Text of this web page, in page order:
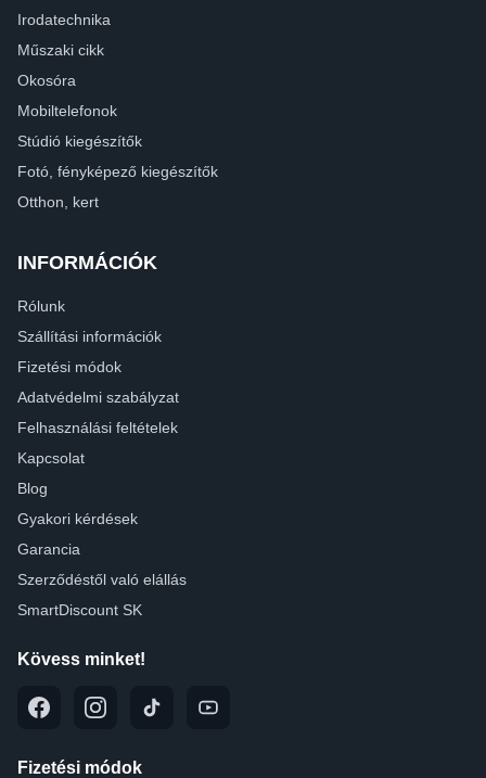
Irodatechnika
Műszaki cikk
Okosóra
Mobiltelefonok
Stúdió kiegészítők
Fotó, fényképező kiegészítők
Otthon, kert
INFORMÁCIÓK
Rólunk
Szállítási információk
Fizetési módok
Adatvédelmi szabályzat
Felhasználási feltételek
Kapcsolat
Blog
Gyakori kérdések
Garancia
Szerződéstől való elállás
SmartDiscount SK
Kövess minket!
Fizetési módok